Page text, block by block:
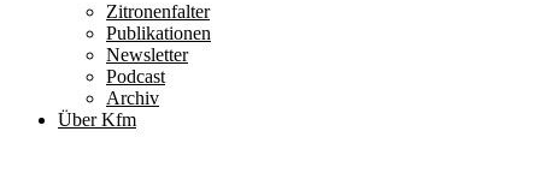
Zitronenfalter
Publikationen
Newsletter
Podcast
Archiv
Über Kfm